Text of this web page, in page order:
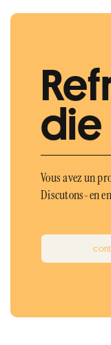
die
Vous avez un
Discutons-en